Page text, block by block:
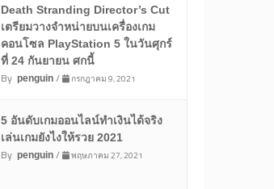
Death Stranding Director’s Cut
เตรียมวางจำหน่ายบนเครื่องเกม
คอนโซล PlayStation 5 ในวันศุกร์
ที่ 24 กันยายน ศกนี้
By penguin/ กรกฎาคม 9, 2021
5 อันดับเกมออนไลน์ทำเงินได้จริง
เล่นเกมยังไงให้รวย 2021
By penguin/ พฤษภาคม 27, 2021